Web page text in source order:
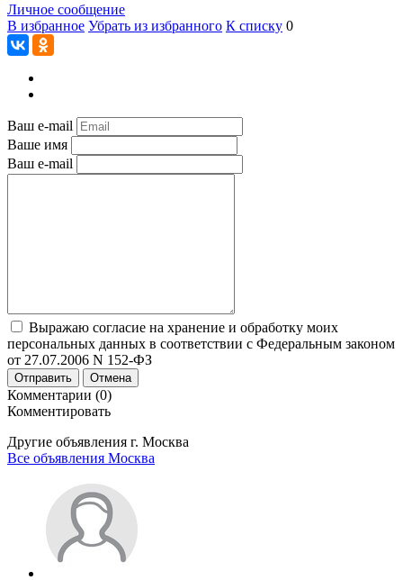
Личное сообщение
В избранное Убрать из избранного К списку 0
Ваш e-mail
Ваше имя
Ваш e-mail
Выражаю согласие на хранение и обработку моих
персональных данных в соответствии с Федеральным законом
от 27.07.2006 N 152-ФЗ
Отправить Отмена
Комментарии (0)
Комментировать
Другие объявления г. Москва
Все объявления Москва